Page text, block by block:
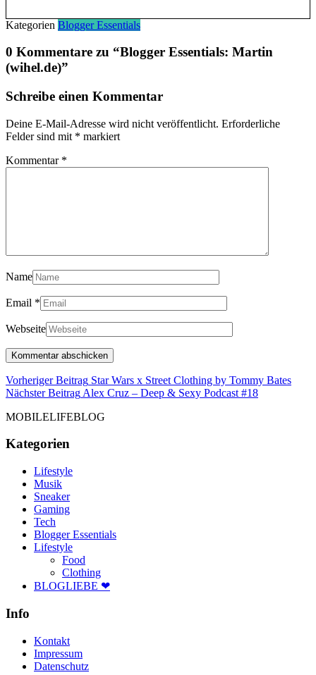
Kategorien Blogger Essentials
0 Kommentare zu “Blogger Essentials: Martin
(wihel.de)”
Schreibe einen Kommentar
Deine E-Mail-Adresse wird nicht veröffentlicht. Erforderliche
Felder sind mit * markiert
Kommentar *
Name
Email *
Webseite
Beitragsnavigation
Vorheriger Beitrag Star Wars x Street Clothing by Tommy Bates
Nächster Beitrag Alex Cruz – Deep & Sexy Podcast #18Nächster
MOBILELIFEBLOG
Kategorien
Lifestyle
Musik
Sneaker
Gaming
Tech
Blogger Essentials
Lifestyle
Food
Clothing
BLOGLIEBE ❤
Info
Kontakt
Impressum
Datenschutz